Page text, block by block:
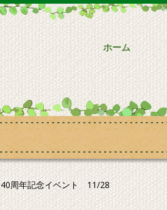
ホーム
40周年記念イベント 11/28